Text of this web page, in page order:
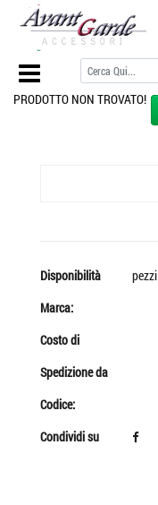
Home Page/
PRODOTTO NON TROVATO!
Disponibilità
pezzi
Marca:
Costo di
Spedizione da
Codice:
Condividi su